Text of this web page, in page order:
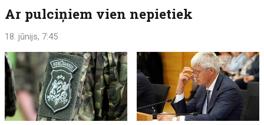
Ar pulciņiem vien nepietiek
18. jūnijs, 7:45